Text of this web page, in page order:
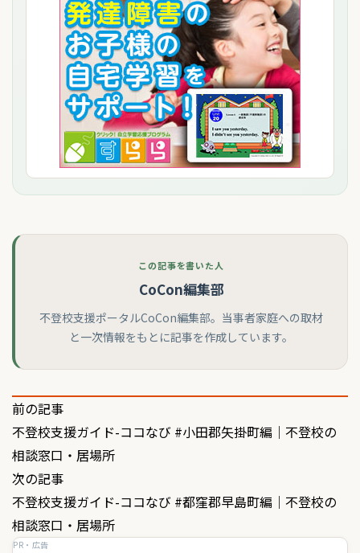
この記事を書いた人
CoCon編集部
不登校支援ポータルCoCon編集部。当事者家庭への取材
と一次情報をもとに記事を作成しています。
投
稿
ナ
ビ
ゲ
前の記事
不登校支援ガイド-ココなび #小田郡矢掛町編｜不登校の
相談窓口・居場所
次の記事
不登校支援ガイド-ココなび #都窪郡早島町編｜不登校の
相談窓口・居場所
PR・広告